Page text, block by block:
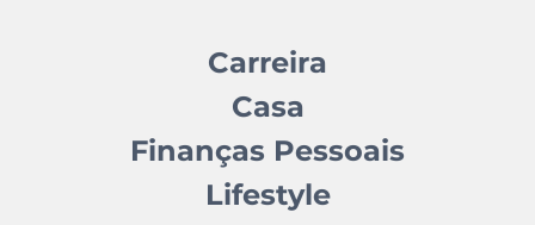
Carreira
Casa
Finanças Pessoais
Lifestyle